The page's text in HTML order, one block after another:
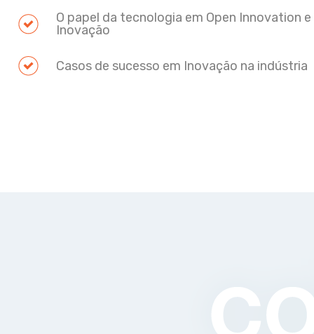
O papel da tecnologia em Open Innovation
Inovação
Casos de sucesso em Inovação na indústria